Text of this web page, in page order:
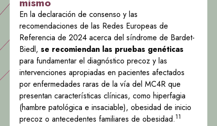
En la declaración de consenso y las
recomendaciones de las Redes Europeas de
Referencia de 2024 acerca del síndrome de Bardet-
Biedl, se recomiendan las pruebas genéticas
para fundamentar el diagnóstico precoz y las
intervenciones apropiadas en pacientes afectados
por enfermedades raras de la vía del MC4R que
presentan características clínicas, como hiperfagia
(hambre patológica e insaciable), obesidad de inicio
precoz o antecedentes familiares de obesidad.11